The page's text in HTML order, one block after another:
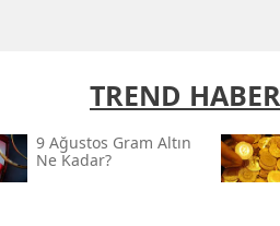
TREND
9 Ağustos Gram Altın
Ne Kadar?